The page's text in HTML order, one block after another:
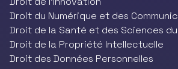
Droit du Numérique et des
Droit de la Santé et des Sciences
Droit de la Propriété Intellectuelle
Droit des Données Personnelles